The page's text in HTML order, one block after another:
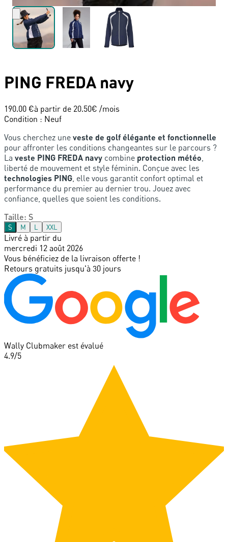
PING FREDA navy
190.00 €à partir de 20.50€ /mois
Condition : Neuf
Vous cherchez une veste de golf élégante et fonctionnelle
pour affronter les conditions changeantes sur le parcours ?
La veste PING FREDA navy combine protection météo
liberté de mouvement et style féminin. Conçue avec les
technologies PING , elle vous garantit confort optimal et
performance du premier au dernier trou. Jouez avec
confiance, quelles que soient les conditions.
Taille: S
S M L XXL
Livré à partir du
mercredi 12 août 2026
Vous bénéficiez de la livraison offerte !
Retours gratuits jusqu'à 30 jours
Wally Clubmaker est évalué
4.9/5